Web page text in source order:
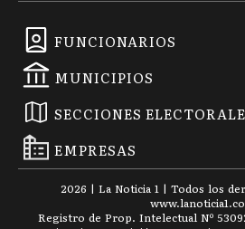
FUNCIONARIOS
MUNICIPIOS
SECCIONES
EMPRESAS
2026 | La Noticia 1 | Todos los
www.
Registro de Prop. Intelectual Nº